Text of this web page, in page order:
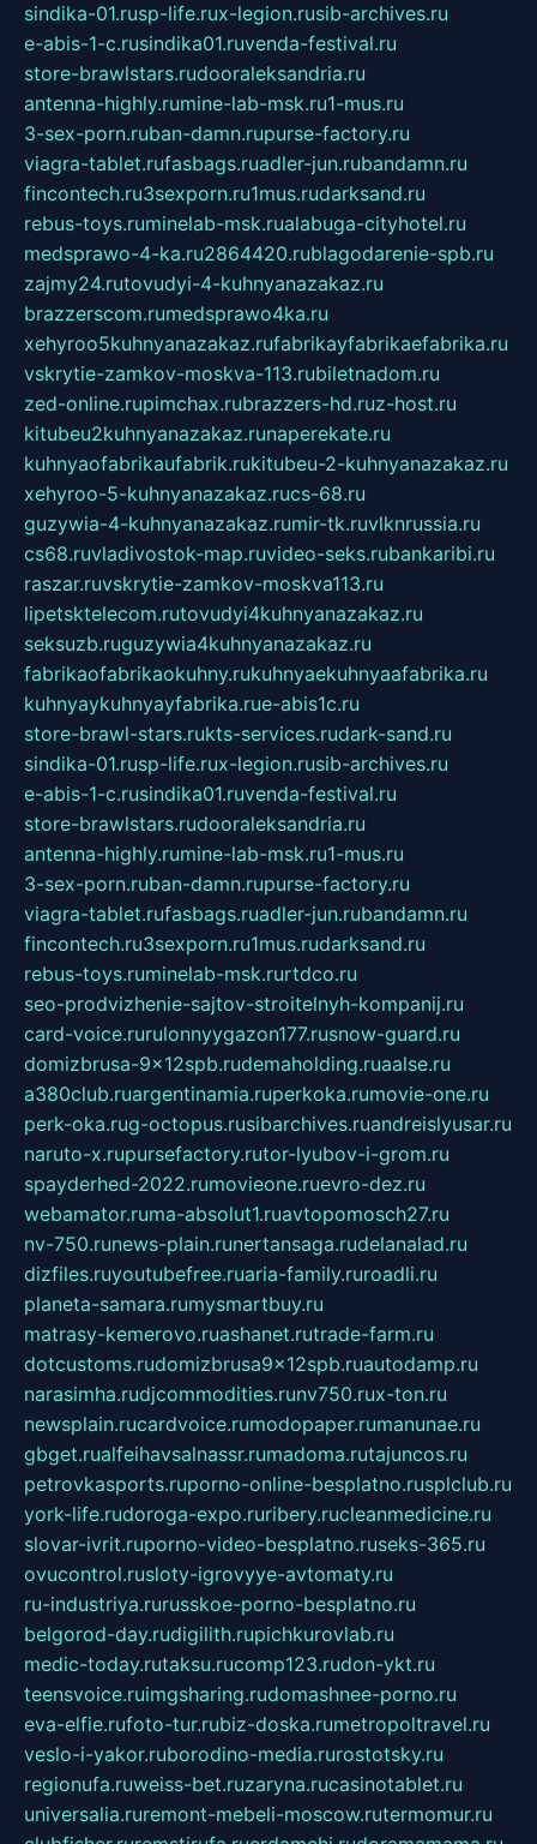
sindika-01.rusp-life.rux-legion.rusib-archives.ru
e-abis-1-c.rusindika01.ruvenda-festival.ru
store-brawlstars.rudooraleksandria.ru
antenna-highly.rumine-lab-msk.ru1-mus.ru
3-sex-porn.ruban-damn.rupurse-factory.ru
viagra-tablet.rufasbags.ruadler-jun.rubandamn.ru
fincontech.ru3sexporn.ru1mus.rudarksand.ru
rebus-toys.ruminelab-msk.rualabuga-cityhotel.ru
medsprawo-4-ka.ru2864420.rublagodarenie-spb.ru
zajmy24.rutovudyi-4-kuhnyanazakaz.ru
brazzerscom.rumedsprawo4ka.ru
xehyroo5kuhnyanazakaz.rufabrikayfabrikaefabrika.ru
vskrytie-zamkov-moskva-113.rubiletnadom.ru
zed-online.rupimchax.rubrazzers-hd.ruz-host.ru
kitubeu2kuhnyanazakaz.runaperekate.ru
kuhnyaofabrikaufabrik.rukitubeu-2-kuhnyanazakaz.ru
xehyroo-5-kuhnyanazakaz.rucs-68.ru
guzywia-4-kuhnyanazakaz.rumir-tk.ruvlknrussia.ru
cs68.ruvladivostok-map.ruvideo-seks.rubankaribi.ru
raszar.ruvskrytie-zamkov-moskva113.ru
lipetsktelecom.rutovudyi4kuhnyanazakaz.ru
seksuzb.ruguzywia4kuhnyanazakaz.ru
fabrikaofabrikaokuhny.rukuhnyaekuhnyaafabrika.ru
kuhnyaykuhnyayfabrika.rue-abis1c.ru
store-brawl-stars.rukts-services.rudark-sand.ru
sindika-01.rusp-life.rux-legion.rusib-archives.ru
e-abis-1-c.rusindika01.ruvenda-festival.ru
store-brawlstars.rudooraleksandria.ru
antenna-highly.rumine-lab-msk.ru1-mus.ru
3-sex-porn.ruban-damn.rupurse-factory.ru
viagra-tablet.rufasbags.ruadler-jun.rubandamn.ru
fincontech.ru3sexporn.ru1mus.rudarksand.ru
rebus-toys.ruminelab-msk.rurtdco.ru
seo-prodvizhenie-sajtov-stroitelnyh-kompanij.ru
card-voice.rurulonnyygazon177.rusnow-guard.ru
domizbrusa-9x12spb.rudemaholding.ruaalse.ru
a380club.ruargentinamia.ruperkoka.rumovie-one.ru
perk-oka.rug-octopus.rusibarchives.ruandreislyusar.ru
naruto-x.rupursefactory.rutor-lyubov-i-grom.ru
spayderhed-2022.rumovieone.ruevro-dez.ru
webamator.ruma-absolut1.ruavtopomosch27.ru
nv-750.runews-plain.runertansaga.rudelanalad.ru
dizfiles.ruyoutubefree.ruaria-family.ruroadli.ru
planeta-samara.rumysmartbuy.ru
matrasy-kemerovo.ruashanet.rutrade-farm.ru
dotcustoms.rudomizbrusa9x12spb.ruautodamp.ru
narasimha.rudjcommodities.runv750.rux-ton.ru
newsplain.rucardvoice.rumodopaper.rumanunae.ru
gbget.rualfeihavsalnassr.rumadoma.rutajuncos.ru
petrovkasports.ruporno-online-besplatno.rusplclub.ru
york-life.rudoroga-expo.ruribery.rucleanmedicine.ru
slovar-ivrit.ruporno-video-besplatno.ruseks-365.ru
ovucontrol.rusloty-igrovyye-avtomaty.ru
ru-industriya.rurusskoe-porno-besplatno.ru
belgorod-day.rudigilith.rupichkurovlab.ru
medic-today.rutaksu.rucomp123.rudon-ykt.ru
teensvoice.ruimgsharing.rudomashnee-porno.ru
eva-elfie.rufoto-tur.rubiz-doska.rumetropoltravel.ru
veslo-i-yakor.ruborodino-media.rurostotsky.ru
regionufa.ruweiss-bet.ruzaryna.rucasinotablet.ru
universalia.ruremont-mebeli-moscow.rutermomur.ru